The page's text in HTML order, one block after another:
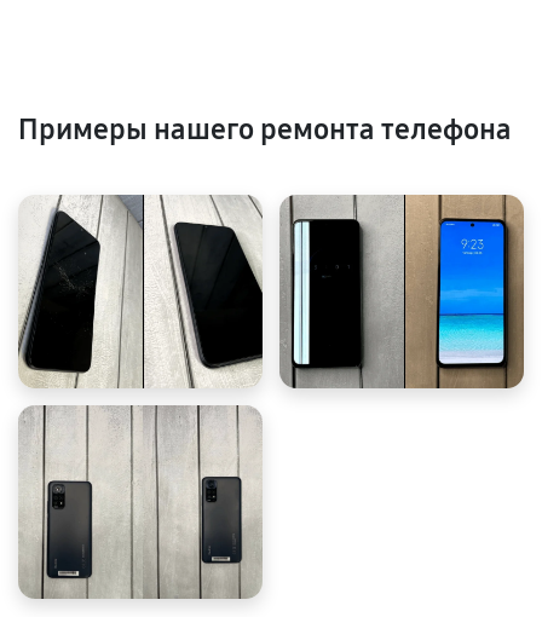
Примеры нашего ремонта телефона